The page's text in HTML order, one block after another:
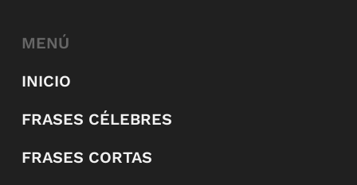
MENÚ
INICIO
FRASES CÉLEBRES
FRASES CORTAS